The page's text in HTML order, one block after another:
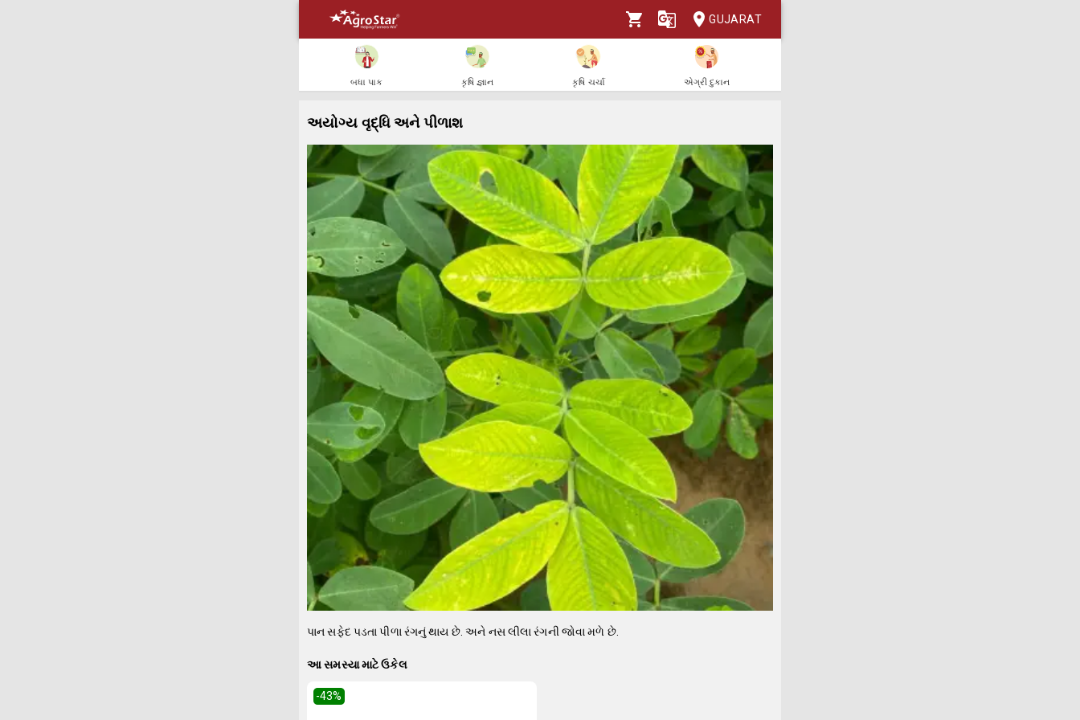
GUJARAT
બધા પાક કૃષિ જ્ઞાન કૃષિ ચર્ચા એગ્રી દુકાન
અયોગ્ય વૃદ્ધિ અને પીળાશ
પાન સફેદ પડતા પીળા રંગનું થાય છે. અને નસ લીલા રંગની જોવા મળે છે.
આ સમસ્યા માટે ઉકેલ
-43%